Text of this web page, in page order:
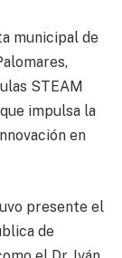
municipal de
STEAM
impulsa la
en
presente el
de